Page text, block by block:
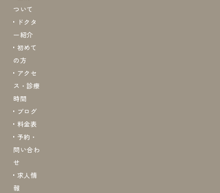
ついて
ドクタ
ー紹介
初めて
の方
アクセ
ス・診療
時間
ブログ
料金表
予約・
問い合わ
せ
求人情
報